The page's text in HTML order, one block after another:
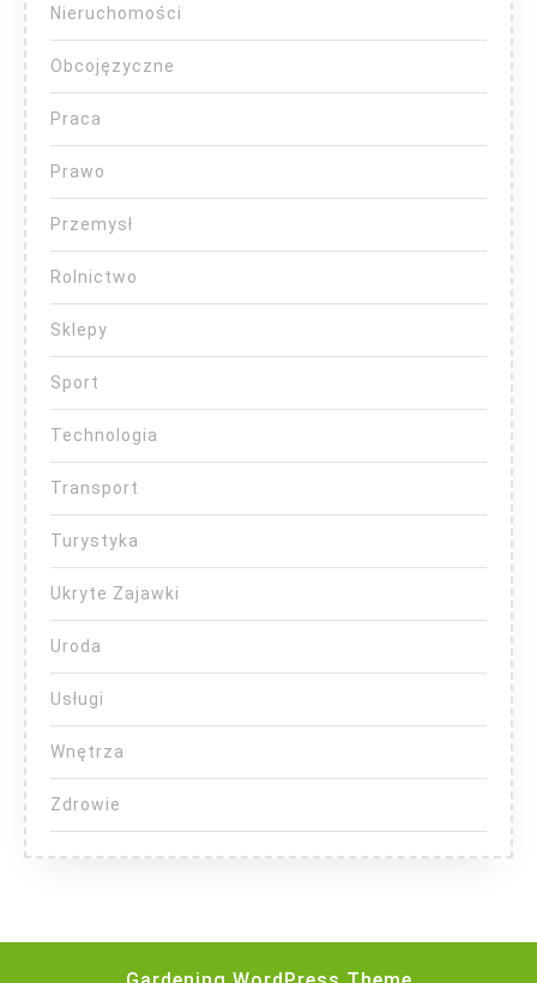
Nieruchomości
Obcojęzyczne
Praca
Prawo
Przemysł
Rolnictwo
Sklepy
Sport
Technologia
Transport
Turystyka
Ukryte Zajawki
Uroda
Usługi
Wnętrza
Zdrowie